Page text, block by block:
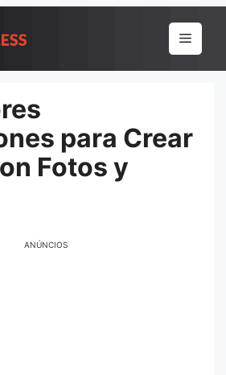
Menu
para Crear
Fotos y
ANÚNCIOS